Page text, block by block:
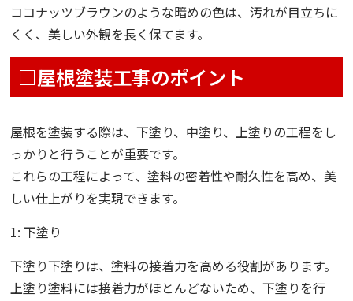
ココナッツブラウンのような暗めの色は、汚れが目立ちに
くく、美しい外観を長く保てます。
□屋根塗装工事のポイント
屋根を塗装する際は、下塗り、中塗り、上塗りの工程をし
っかりと行うことが重要です。
これらの工程によって、塗料の密着性や耐久性を高め、美
しい仕上がりを実現できます。
1: 下塗り
下塗り下塗りは、塗料の接着力を高める役割があります。
上塗り塗料には接着力がほとんどないため、下塗りを行